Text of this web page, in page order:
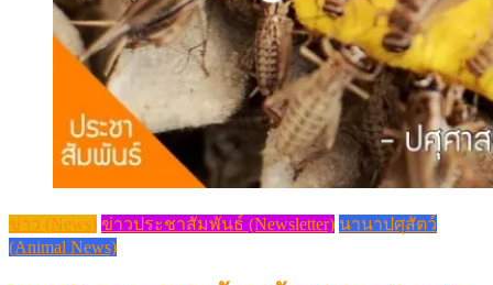
ข่าว (News) ข่าวประชาสัมพันธ์ (Newsletter) นานาปศุสัตว์
(Animal News)